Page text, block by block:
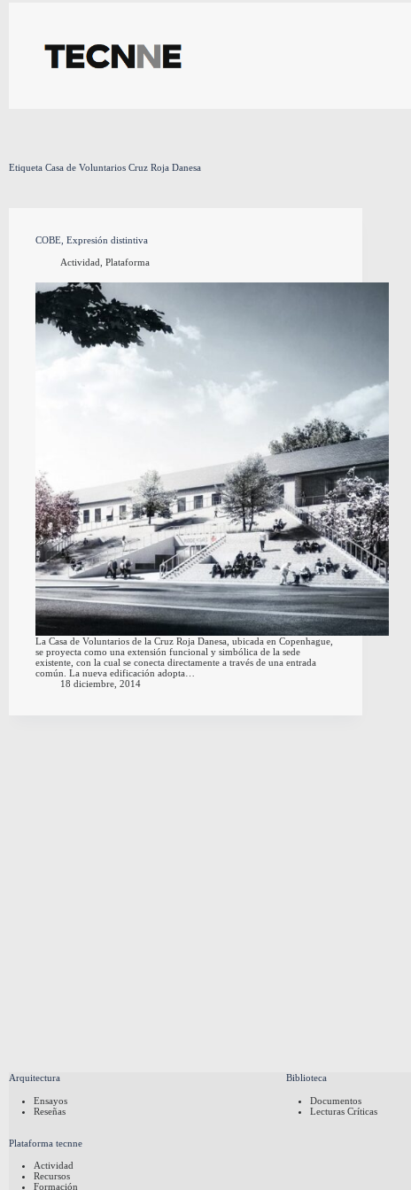
Etiqueta Casa de Voluntarios Cruz Roja Danesa
COBE, Expresión distintiva
Actividad Plataforma
La Casa de Voluntarios de la Cruz Roja Danesa, ubicada en Copenhague,
se proyecta como una extensión funcional y simbólica de la sede
existente, con la cual se conecta directamente a través de una entrada
común. La nueva edificación adopta…
18 diciembre, 2014
Arquitectura
Ensayos
Reseñas
Biblioteca
Documentos
Lecturas Críticas
Plataforma tecnne
Actividad
Recursos
Formación